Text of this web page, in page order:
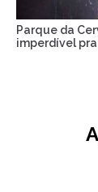
Parque da
imperdível